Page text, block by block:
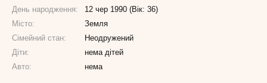
День народження:
12 чер 1990 (Вік: 36)
Місто:
Земля
Сімейний стан:
Неодружений
Діти:
нема дітей
Авто:
нема